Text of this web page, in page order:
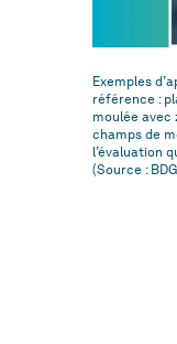
Exemples
référence :
moulée avec
champs de
l’évaluation
(Source :